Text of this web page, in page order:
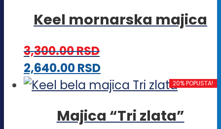
stranici
proizvoda.
više
mogu
biti
izabrane
Keel mornarska majica
3,300.00RSD
2,640.00RSDOvaj
proizvod
više
20% POPUSTA!
Majica “Tri zlata”